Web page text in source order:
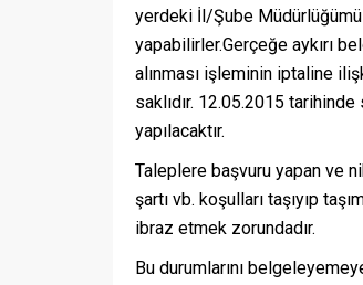
yerdeki İl/Şube
yapabilirler.Gerçeğe aykırı
alınması işleminin iptaline
saklıdır. 12.05.2015
yapılacaktır.
Taleplere başvuru yapan ve
şartı vb. koşulları taşıyıp
ibraz etmek zorundadır.
Bu durumlarını